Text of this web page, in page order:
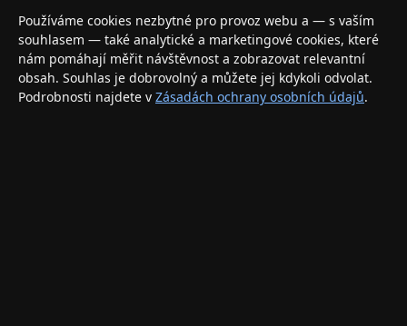
Váš specializovaný obchod s Apple produkty, příslušenstvím a
elektronikou. Nakupujte bezpečně a s jistotou.
INFORMACE
Doprava a doručení
Používáme cookies nezbytné pro provoz webu a — s vaším
souhlasem — také analytické a marketingové cookies, které
nám pomáhají měřit návštěvnost a zobrazovat relevantní
obsah. Souhlas je dobrovolný a můžete jej kdykoli odvolat.
Podrobnosti najdete v Zásadách ochrany osobních údajů.